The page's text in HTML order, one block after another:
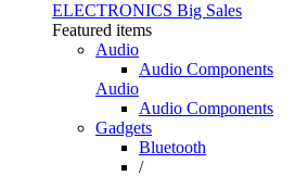
ELECTRONICS Big Sales
Featured items
Audio
Audio Components
Audio
Audio Components
Gadgets
Bluetooth
/